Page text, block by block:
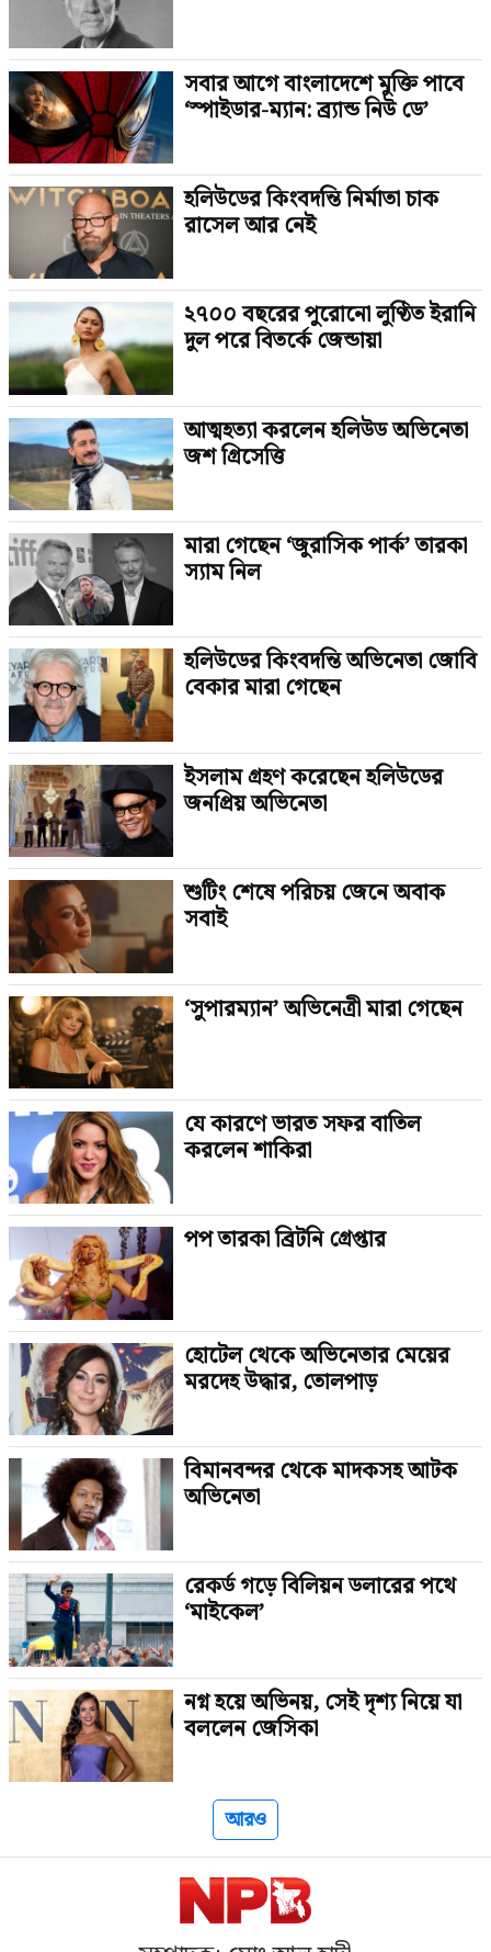
সবার আগে বাংলাদেশে মুক্তি পাবে
‘স্পাইডার-ম্যান: ব্র্যান্ড নিউ ডে’
হলিউডের কিংবদন্তি নির্মাতা চাক
রাসেল আর নেই
২৭০০ বছরের পুরোনো লুণ্ঠিত ইরানি
দুল পরে বিতর্কে জেন্ডায়া
আত্মহত্যা করলেন হলিউড অভিনেতা
জশ গ্রিসেত্তি
মারা গেছেন ‘জুরাসিক পার্ক’ তারকা
স্যাম নিল
হলিউডের কিংবদন্তি অভিনেতা জোবি
বেকার মারা গেছেন
ইসলাম গ্রহণ করেছেন হলিউডের
জনপ্রিয় অভিনেতা
শুটিং শেষে পরিচয় জেনে অবাক
সবাই
‘সুপারম্যান’ অভিনেত্রী মারা গেছেন
যে কারণে ভারত সফর বাতিল
করলেন শাকিরা
পপ তারকা ব্রিটনি গ্রেপ্তার
হোটেল থেকে অভিনেতার মেয়ের
মরদেহ উদ্ধার, তোলপাড়
বিমানবন্দর থেকে মাদকসহ আটক
অভিনেতা
রেকর্ড গড়ে বিলিয়ন ডলারের পথে
‘মাইকেল’
নগ্ন হয়ে অভিনয়, সেই দৃশ্য নিয়ে যা
বললেন জেসিকা
আরও